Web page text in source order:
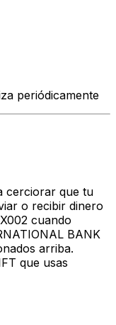
periódicamente
cerciorar que tu
o recibir dinero
cuando
BANK
arriba.
que usas